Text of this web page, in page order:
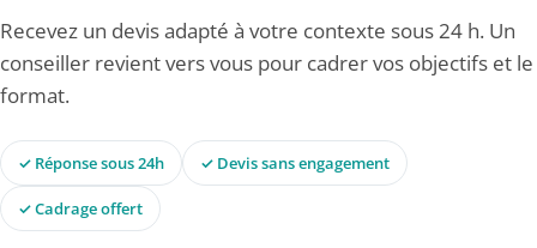
Recevez un devis adapté à votre contexte sous 24 h. Un
conseiller revient vers vous pour cadrer vos objectifs et le
format.
✓ Réponse sous 24h ✓ Devis sans engagement
✓ Cadrage offert